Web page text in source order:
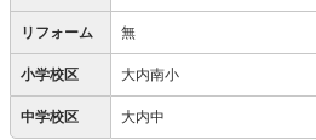
リフォーム 無
小学校区 大内南小
中学校区 大内中